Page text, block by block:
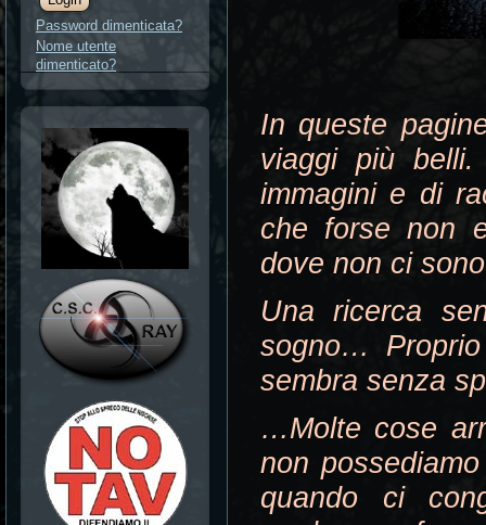
Password dimenticata?
Nome utente
dimenticato?
In queste
viaggi più
immagini e di
che forse non
dove non ci
Una ricerca
sogno…
sembra senza
…Molte cose
non
quando ci